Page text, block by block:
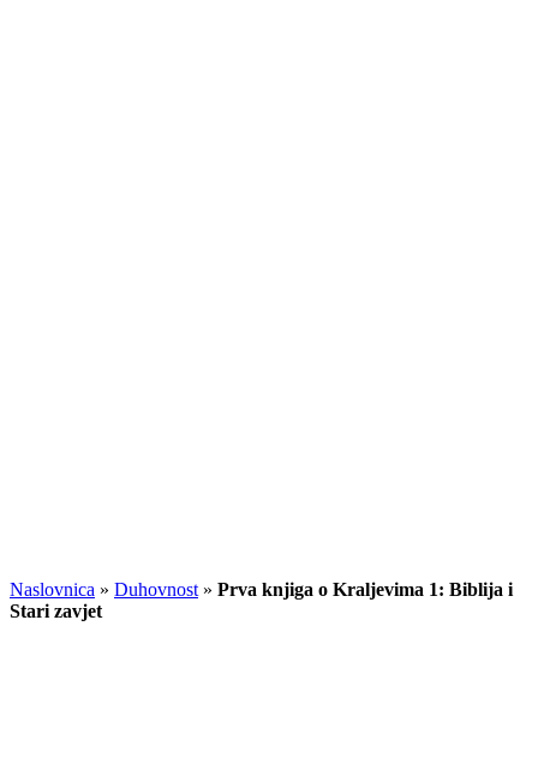
Naslovnica » Duhovnost » Prva knjiga o Kraljevima 1: Biblija i
Stari zavjet